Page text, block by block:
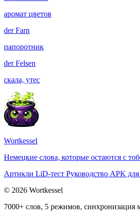
аромат цветов
derFarn
папоротник
derFelsen
скала, утес
Wortkessel
Немецкие слова, которые остаются с
Артикли LiD-тест Руководство APK
© 2026 Wortkessel
7000+ слов, 5 режимов, синхронизация